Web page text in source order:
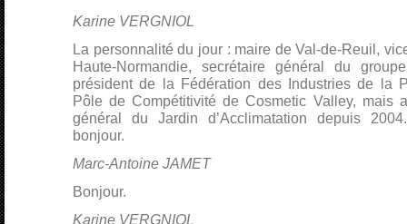
Karine VERGNIOL
La personnalité du jour : maire de Val-de-Reuil,
Haute-Normandie, secrétaire général du
président de la Fédération des Industries de la
Pôle de Compétitivité de Cosmetic Valley, mais
général du Jardin d’Acclimatation depuis
bonjour.
Marc-Antoine JAMET
Bonjour.
Karine VERGNIOL